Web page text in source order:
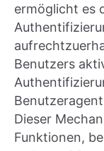
ermöglicht es
Benutzers
Dieser
Funktionen,